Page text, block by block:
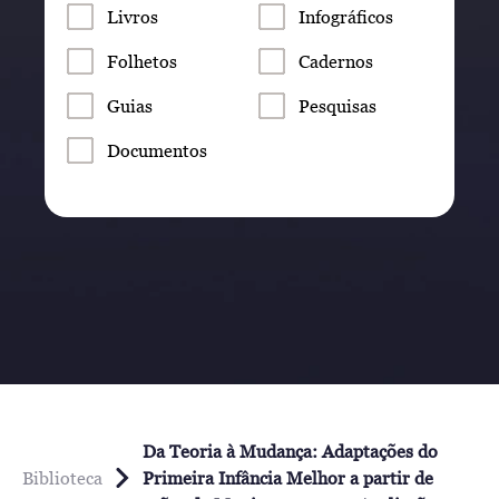
Livros Infográficos
Folhetos Cadernos
Guias Pesquisas
Documentos
Biblioteca
Da Teoria à Mudança: Adaptações do
Primeira Infância Melhor a partir de